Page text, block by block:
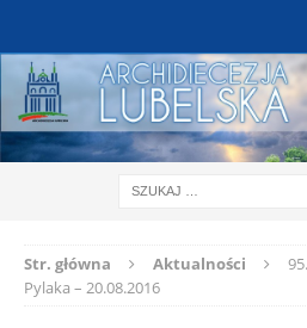
Str. główna Aktualności
Pylaka – 20.08.2016